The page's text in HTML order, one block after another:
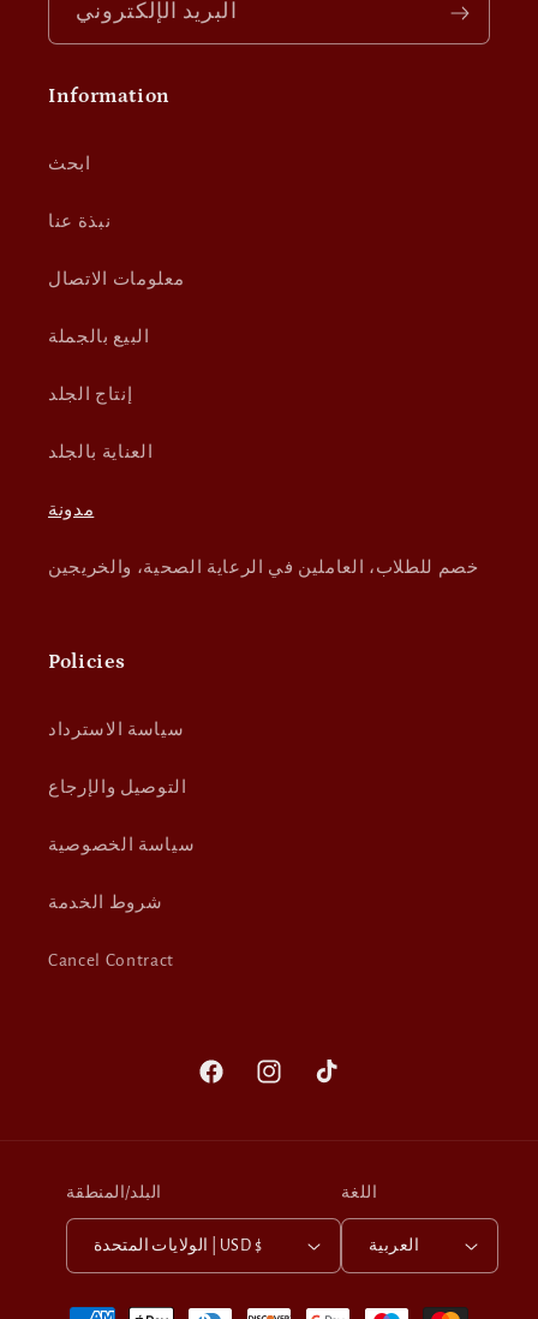
البريد الإلكتروني
Information
ابحث
نبذة عنا
معلومات الاتصال
البيع بالجملة
إنتاج الجلد
العناية بالجلد
مدونة
خصم للطلاب، العاملين في الرعاية الصحية، والخريجين
Policies
سياسة الاسترداد
التوصيل والإرجاع
سياسة الخصوصية
شروط الخدمة
Cancel Contract
FacebookInstagramTikTok
البلد/المنطقة
الولايات المتحدة | USD $
اللغة
العربية
Payment